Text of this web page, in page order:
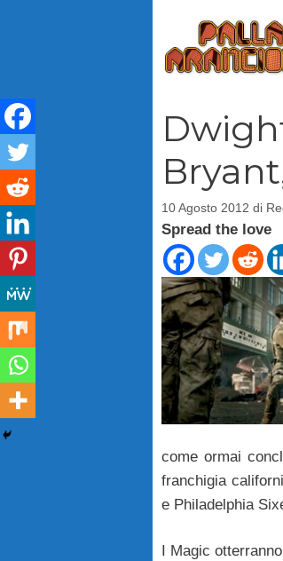
10 Agosto 2012 di
Spread the love
come ormai
franchigia
e Philadelphia
I Magic otterranno